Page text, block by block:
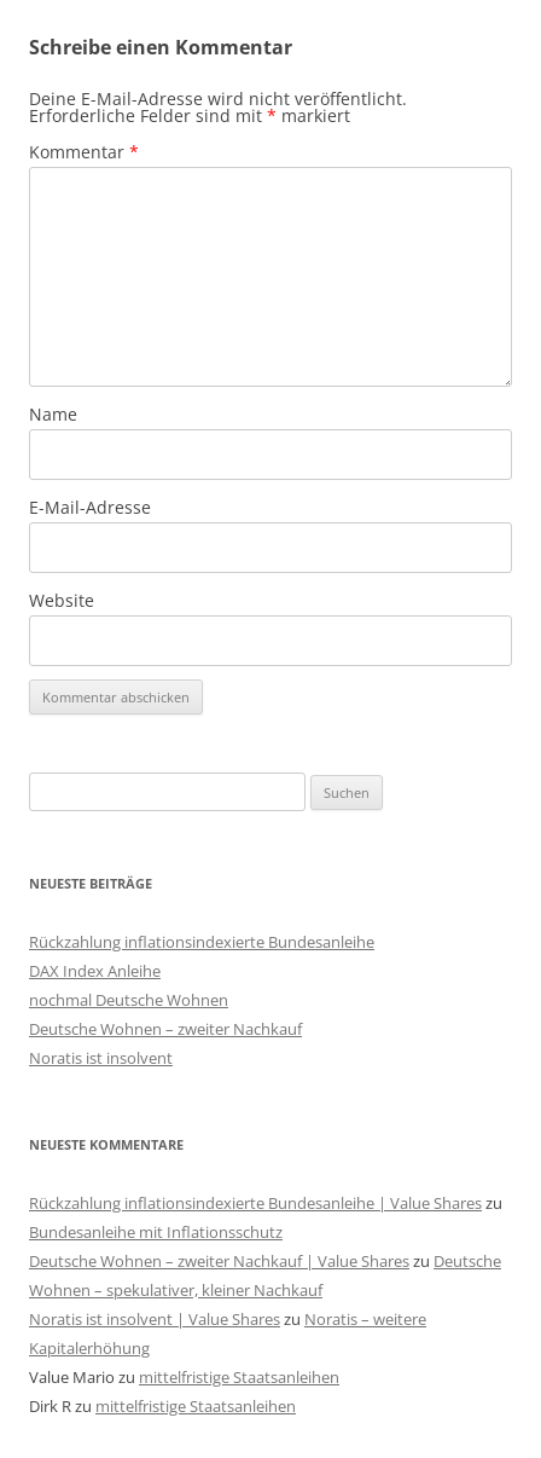
Schreibe einen Kommentar
Deine E-Mail-Adresse wird nicht veröffentlicht.
Erforderliche Felder sind mit * markiert
Kommentar *
Name
E-Mail-Adresse
Website
nach:
NEUESTE BEITRÄGE
Rückzahlung inflationsindexierte Bundesanleihe
DAX Index Anleihe
nochmal Deutsche Wohnen
Deutsche Wohnen – zweiter Nachkauf
Noratis ist insolvent
NEUESTE KOMMENTARE
Rückzahlung inflationsindexierte Bundesanleihe | Value Shareszu
Bundesanleihe mit Inflationsschutz
Deutsche Wohnen – zweiter Nachkauf | Value Shareszu Deutsche
Wohnen – spekulativer, kleiner Nachkauf
Noratis ist insolvent | Value Shareszu Noratis – weitere
Kapitalerhöhung
Value Mario zu mittelfristige Staatsanleihen
Dirk Rzu mittelfristige Staatsanleihen